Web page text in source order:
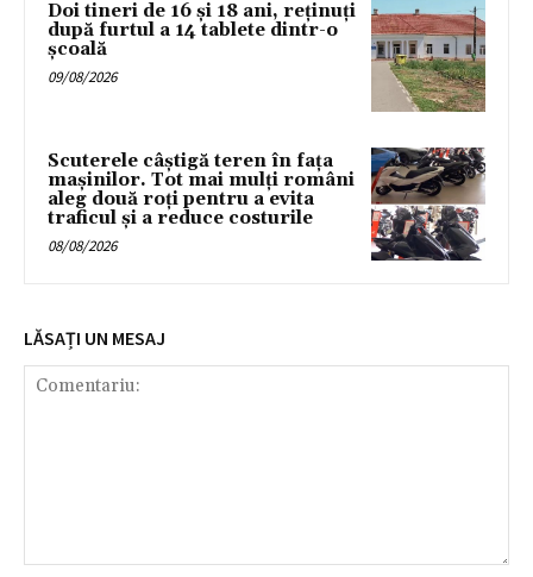
Doi tineri de 16 și 18 ani, reținuți
după furtul a 14 tablete dintr-o
școală
09/08/2026
Scuterele câștigă teren în fața
mașinilor. Tot mai mulți români
aleg două roți pentru a evita
traficul și a reduce costurile
08/08/2026
LĂSAȚI UN MESAJ